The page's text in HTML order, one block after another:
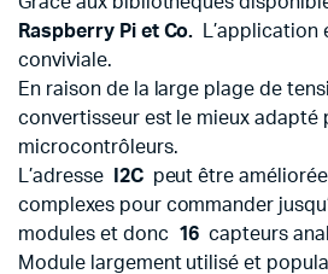
Raspberry Pi et Co. L’application
conviviale.
En raison de la large plage de
convertisseur est le mieux adapté
microcontrôleurs.
L’adresse
I2Cpeut être
complexes pour commander
modules et donc 16 capteurs
Module largement utilisé et